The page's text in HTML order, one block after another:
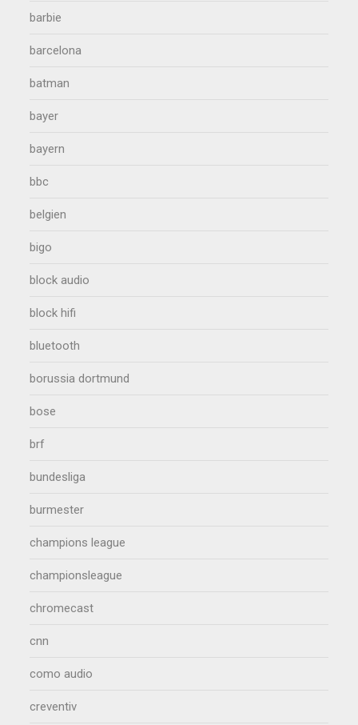
barbie
barcelona
batman
bayer
bayern
bbc
belgien
bigo
block audio
block hifi
bluetooth
borussia dortmund
bose
brf
bundesliga
burmester
champions league
championsleague
chromecast
cnn
como audio
creventiv